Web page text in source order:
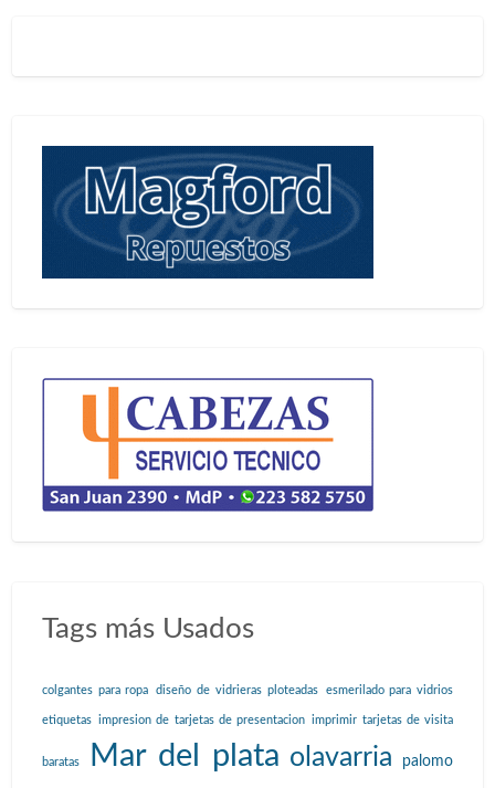
Tags más Usados
colgantes para ropa diseño de vidrieras ploteadas esmerilado para vidrios
etiquetas impresion de tarjetas de presentacion imprimir tarjetas de visita
baratas Mar del plata olavarria palomo